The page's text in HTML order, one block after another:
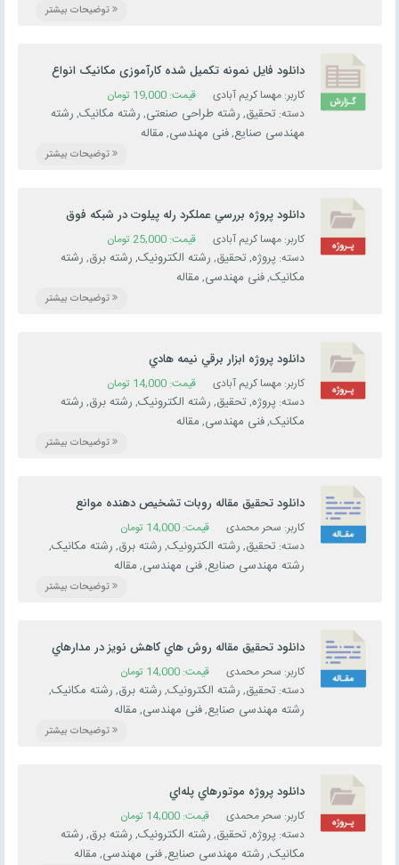
توضیحات بیشتر
دانلود فایل نمونه تکمیل شده کارآموزی مکانیک انواع
موتور
کاربر: مهسا کریم آبادی قیمت: 19,000 تومان
دسته: تحقیق, رشته طراحی صنعتی, رشته مکانیک, رشته
مهندسی صنایع,فنی مهندسی, مقاله
توضیحات بیشتر
دانلود پروژه بررسي عملكرد رله پيلوت در شبكه فوق
توزيع
کاربر: مهسا کریم آبادی قیمت: 25,000 تومان
دسته: پروژه, تحقیق, رشته الکترونیک, رشته برق, رشته
مکانیک,فنی مهندسی, مقاله
توضیحات بیشتر
دانلود پروژه ابزار برقي نيمه هادي
کاربر: مهسا کریم آبادی قیمت: 14,000 تومان
دسته: پروژه, تحقیق, رشته الکترونیک, رشته برق, رشته
مکانیک,فنی مهندسی, مقاله
توضیحات بیشتر
دانلود تحقیق مقاله روبات تشخیص دهنده موانع
کاربر: سحر محمدی قیمت: 14,000 تومان
دسته: تحقیق, رشته الکترونیک, رشته برق, رشته مکانیک,
رشته مهندسی صنایع,فنی مهندسی, مقاله
توضیحات بیشتر
دانلود تحقیق مقاله روش هاي كاهش نويز در مدارهاي
الكترونيكي
کاربر: سحر محمدی قیمت: 14,000 تومان
دسته: تحقیق, رشته الکترونیک, رشته برق, رشته مکانیک,
رشته مهندسی صنایع,فنی مهندسی, مقاله
توضیحات بیشتر
دانلود پروژه موتورهاي پله‌اي
کاربر: سحر محمدی قیمت: 14,000 تومان
دسته: پروژه, تحقیق, رشته الکترونیک, رشته برق, رشته
مکانیک, رشته مهندسی صنایع,فنی مهندسی, مقاله